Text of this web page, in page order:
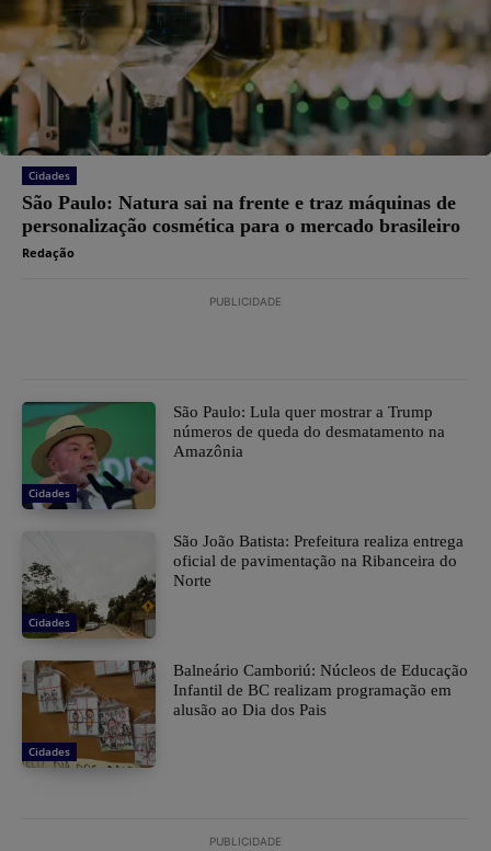
Cidades
São Paulo: Natura sai na frente e traz máquinas de
personalização cosmética para o mercado brasileiro
Redação
PUBLICIDADE
Cidades
São Paulo: Lula quer mostrar a Trump
números de queda do desmatamento na
Amazônia
Cidades
São João Batista: Prefeitura realiza entrega
oficial de pavimentação na Ribanceira do
Norte
Cidades
Balneário Camboriú: Núcleos de Educação
Infantil de BC realizam programação em
alusão ao Dia dos Pais
PUBLICIDADE